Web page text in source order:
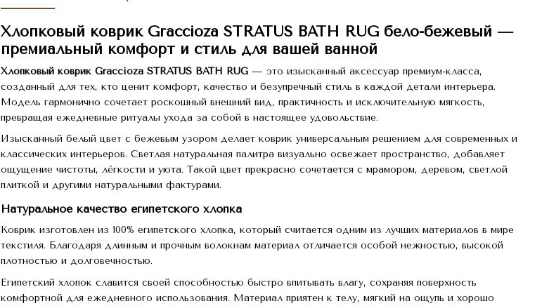
Хлопковый коврик Graccioza STRATUS BATH RUG бело-бежевый —
премиальный комфорт и стиль для вашей ванной
Хлопковый коврик Graccioza STRATUS BATH RUG— это изысканный аксессуар премиум-класса,
созданный для тех, кто ценит комфорт, качество и безупречный стиль в каждой детали интерьера.
Модель гармонично сочетает роскошный внешний вид, практичность и исключительную мягкость,
превращая ежедневные ритуалы ухода за собой в настоящее удовольствие.
Изысканный белый цвет с бежевым узором делает коврик универсальным решением для современных и
классических интерьеров. Светлая натуральная палитра визуально освежает пространство, добавляет
ощущение чистоты, лёгкости и уюта. Такой цвет прекрасно сочетается с мрамором, деревом, светлой
плиткой и другими натуральными фактурами.
Натуральное качество египетского хлопка
Коврик изготовлен из 100% египетского хлопка, который считается одним из лучших материалов в мире
текстиля. Благодаря длинным и прочным волокнам материал отличается особой нежностью, высокой
плотностью и долговечностью.
Египетский хлопок славится своей способностью быстро впитывать влагу, сохраняя поверхность
комфортной для ежедневного использования. Материал приятен к телу, мягкий на ощупь и хорошо